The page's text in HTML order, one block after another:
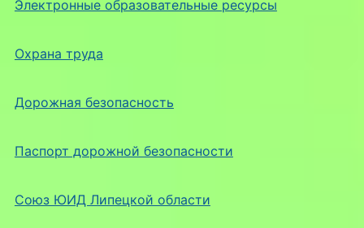
Электронные образовательные ресурсы
Охрана труда
Дорожная безопасность
Паспорт дорожной безопасности
Союз ЮИД Липецкой области